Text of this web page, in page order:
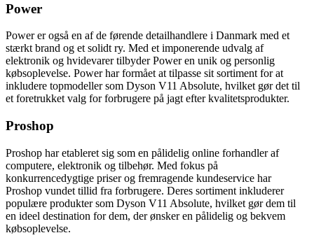
Power
Power er også en af de førende detailhandlere i Danmark med et
stærkt brand og et solidt ry. Med et imponerende udvalg af
elektronik og hvidevarer tilbyder Power en unik og personlig
købsoplevelse. Power har formået at tilpasse sit sortiment for at
inkludere topmodeller som Dyson V11 Absolute, hvilket gør det til
et foretrukket valg for forbrugere på jagt efter kvalitetsprodukter.
Proshop
Proshop har etableret sig som en pålidelig online forhandler af
computere, elektronik og tilbehør. Med fokus på
konkurrencedygtige priser og fremragende kundeservice har
Proshop vundet tillid fra forbrugere. Deres sortiment inkluderer
populære produkter som Dyson V11 Absolute, hvilket gør dem til
en ideel destination for dem, der ønsker en pålidelig og bekvem
købsoplevelse.